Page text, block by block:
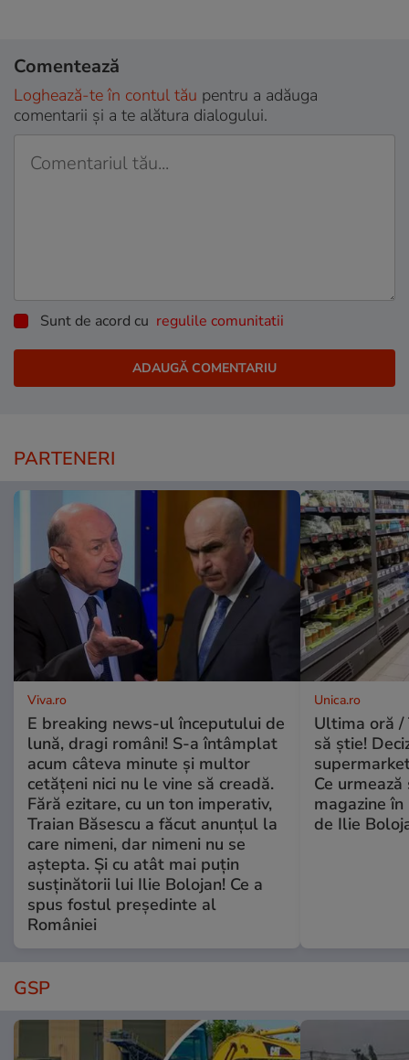
Comentează
Loghează-te în contul tău pentru a adăuga
comentarii și a te alătura dialogului.
Sunt de acord cu regulile comunitatii
PARTENERI
Viva.ro
E breaking news-ul începutului de
lună, dragi români! S-a întâmplat
acum câteva minute și multor
cetățeni nici nu le vine să creadă.
Fără ezitare, cu un ton imperativ,
Traian Băsescu a făcut anunțul la
care nimeni, dar nimeni nu se
aștepta. Și cu atât mai puțin
susținătorii lui Ilie Bolojan! Ce a
spus fostul președinte al
României
Unica.ro
Ultima oră /
să știe!
Ce
magazine
de Ilie
GSP